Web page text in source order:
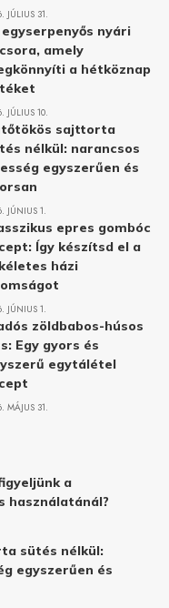
JÚLIUS 31.
egyserpenyős nyári
amely
a hétköznap
JÚLIUS 10.
sajttorta
nélkül: narancsos
egyszerűen és
JÚNIUS 1.
epres gombóc
Így készítsd el a
házi
JÚNIUS 1.
zöldbabos-húsos
Egy gyors és
egytálétel
MÁJUS 31.
a
használatánál?
sütés nélkül:
egyszerűen és